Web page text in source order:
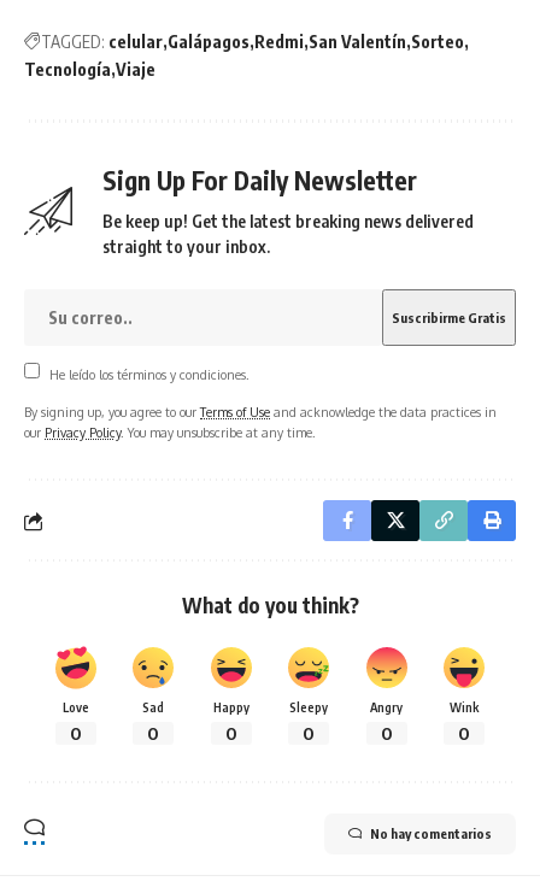
TAGGED: celular Galápagos Redmi San Valentín Sorteo
Tecnología Viaje
Sign Up For Daily Newsletter
Be keep up! Get the latest breaking news delivered
straight to your inbox.
He leído los términos y condiciones.
By signing up, you agree to ourTerms of Use and acknowledge the data practices in
our Privacy Policy. You may unsubscribe at any time.
What do you think?
Love
0
Sad
0
Happy
0
Sleepy
0
Angry
0
Wink
0
No hay comentarios